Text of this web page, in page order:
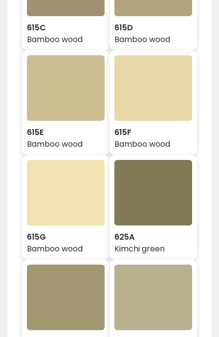
615C
Bamboo wood
615D
Bamboo wood
615E
Bamboo wood
615F
Bamboo wood
615G
Bamboo wood
625A
Kimchi green